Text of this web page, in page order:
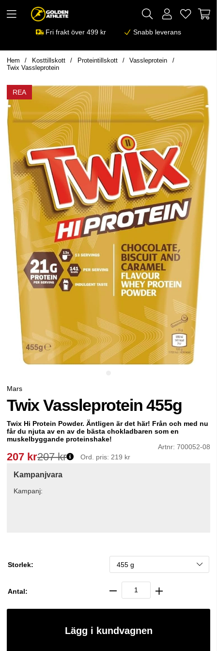
Fri frakt över 499 kr Snabb leverans
Hem Kosttillskott Proteintillskott
Vassleprotein
Twix Vassleprotein
REA
Mars
Twix Vassleprotein 455g
Twix Hi Protein Powder. Äntligen är det här! Från och med nu
får du njuta av en av de bästa chokladbaren som en
muskelbyggande proteinshake!
Artnr: 700052-08
207 kr207 kr Ord. pris: 219 kr
Kampanjvara
Kampanj:
Storlek:
Antal:
Lägg i kundvagnen